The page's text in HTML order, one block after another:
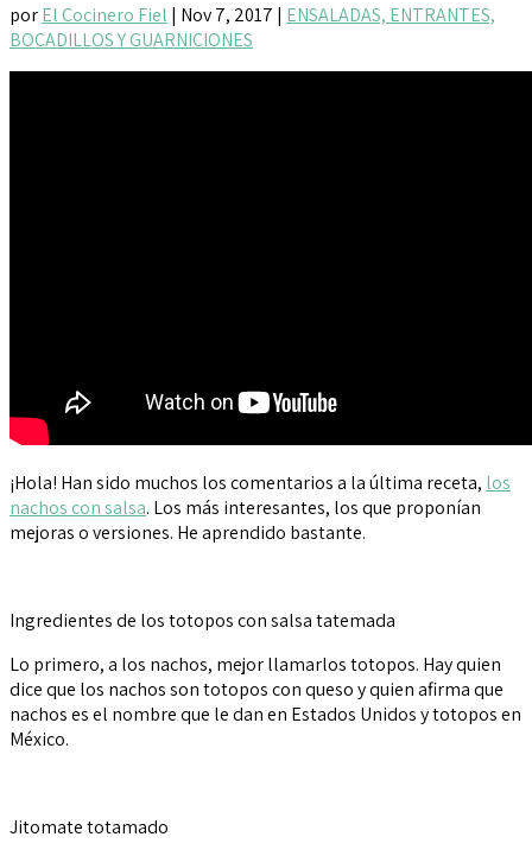
porEl Cocinero Fiel | Nov 7, 2017 | ENSALADAS, ENTRANTES,
BOCADILLOS Y GUARNICIONES
¡Hola! Han sido muchos los comentarios a la última receta, los
nachos con salsa. Los más interesantes, los que proponían
mejoras o versiones. He aprendido bastante.
Ingredientes de los totopos con salsa tatemada
Lo primero, a los nachos, mejor llamarlos totopos. Hay quien
dice que los nachos son totopos con queso y quien afirma que
nachos es el nombre que le dan en Estados Unidos y totopos en
México.
Jitomate totamado